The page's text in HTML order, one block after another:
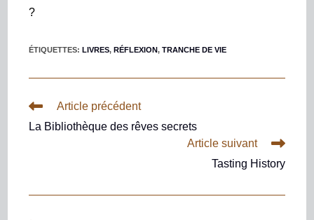
?
ÉTIQUETTES: LIVRES, RÉFLEXION, TRANCHE DE VIE
Article précédent
La Bibliothèque des rêves secrets
Article suivant
Tasting History